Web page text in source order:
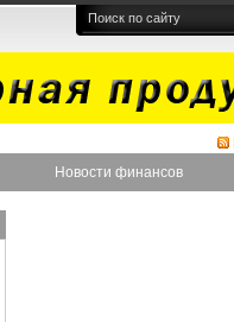
Новости финансов